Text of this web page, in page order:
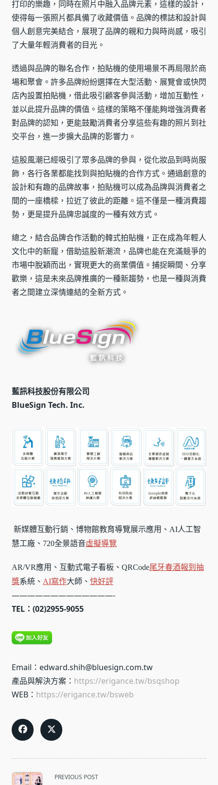
打印的樂趣，同時在照片中融入品牌元素，這樣的設計，
使得每一張照片都具備了收藏價值。品牌的標誌和設計與
個人創意完美結合，展現了品牌的親和力與時尚感，吸引
了大量年輕消費者的目光。
透過與品牌的聯名合作，拍貼機的使用場景不再局限於商
場和聚會。許多品牌紛紛選擇在大型活動、展覽會或快閃
店內設置拍貼機，借此吸引顧客參與活動，增加互動性，
並以此提升品牌的價值。這樣的策略不僅能夠增強消費者
對品牌的認知，更能鼓勵消費者分享這些有趣的照片到社
交平台，進一步擴大品牌的影響力。
這股風潮已經吸引了眾多品牌的參與，從化妝品到時尚服
飾，各行各業都能找到與拍貼機的合作方式。通過創意的
設計和有趣的品牌故事，拍貼機可以成為品牌與消費者之
間的一座橋樑，拉近了彼此的距離。這不僅是一種消費趨
勢，更是提升品牌忠誠度的一種有效方式。
總之，結合品牌合作活動的韓式拍貼機，正在成為年輕人
文化中的新寵，借助這股新潮流，品牌也能在充滿競爭的
市場中脫穎而出，實現更大的商業價值。捕捉瞬間、分享
歡樂，這是未來品牌推廣的一種新趨勢，也是一種與消費
者之間建立深情連結的全新方式。
藍訊科技股份有限公司
BlueSign Tech. Inc.
新媒體互動行銷、博物館教育導覽展示應用、AI人工智
慧工廠、720全景語音虛擬導覽
AR/VR應用、互動式電子看板、QRCode尾牙春酒報到 抽
獎系統、 AI寫作大師、 快好評
—————————————-
TEL：(02)2955-9055
Email：edward.shih@bluesign.com.tw
產品與解決方案： https://erigance.tw/bsqshop
WEB： https://erigance.tw/bsweb
<span
PREVIOUS POST